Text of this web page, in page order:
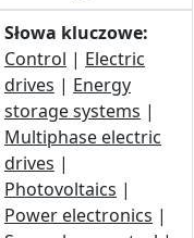
Słowa kluczowe:
Control | Electric
drives | Energy
storage systems |
Multiphase electric
drives |
Photovoltaics |
Power electronics |